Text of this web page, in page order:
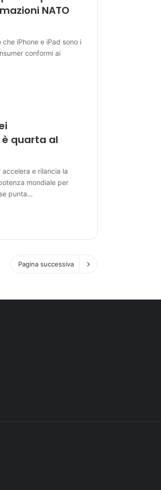
NATO
iPhone e iPad sono i
conformi ai
quarta al
accelera e rilancia la
mondiale per
punta…
Pagina successiva